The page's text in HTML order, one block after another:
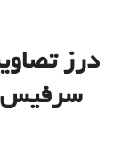
درز
سرفیس